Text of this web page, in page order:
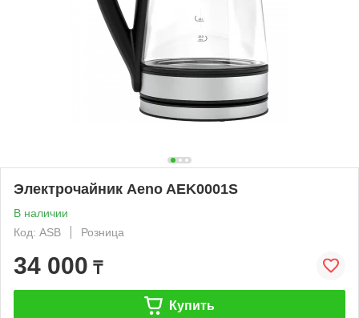
Электрочайник Aeno AEK0001S
В наличии
Код: ASB
Розница
34 000 ₸
Купить